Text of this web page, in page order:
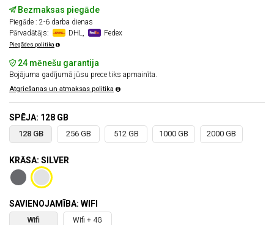
Bezmaksas piegāde
Piegāde : 2-6 darba dienas
Pārvadātājs:
DHL, Fedex
Piegādes politika
24 mēnešu garantija
Bojājuma gadījumā jūsu prece tiks apmainīta.
Atgriešanas un atmaksas politika
SPĒJA: 128 GB
128 GB 256 GB 512 GB 1000 GB 2000 GB
KRĀSA: SILVER
SAVIENOJAMĪBA: WIFI
Wifi Wifi + 4G